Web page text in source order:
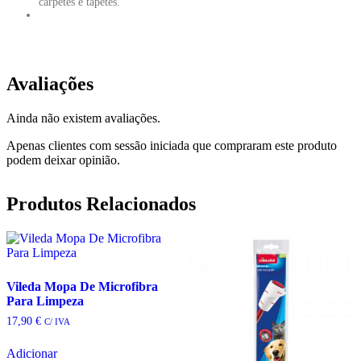
Avaliações
Ainda não existem avaliações.
Apenas clientes com sessão iniciada que compraram este produto
podem deixar opinião.
Produtos Relacionados
Vileda Mopa De Microfibra
Para Limpeza
17,90 € C/ IVA
Adicionar